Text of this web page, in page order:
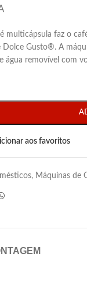
multicápsula faz o
Gusto®. A
água removível com
aos favoritos
, Máquinas de